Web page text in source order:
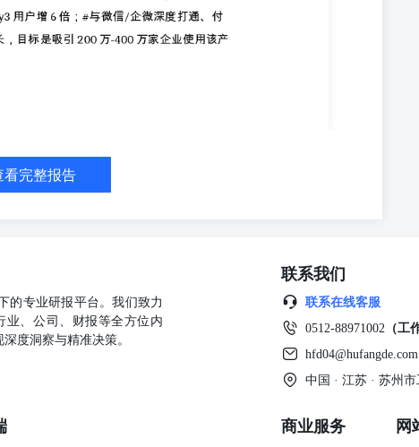
看完整报告
的专业研报平台。我们致力
业、公司、财报等全方位内
度洞察与精准决策。
联系我们
联系在线客服
0512-88971002 （工
hfd04@hufangde.com
中国 · 江苏 · 苏州
商业服务 网